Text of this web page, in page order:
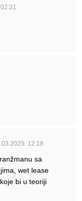
12:18
sa
wet lease
bi u teoriji